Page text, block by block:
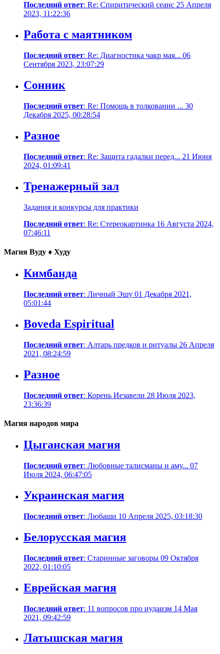
Последний ответ: Re: Cпиритический сеанс 25 Апреля
2023, 11:22:36
Работа с маятником
Последний ответ: Re: Диагностика чакр мая... 06
Сентября 2023, 23:07:29
Сонник
Последний ответ: Re: Помощь в толковании ... 30
Декабря 2025, 00:28:54
Разное
Последний ответ: Re: Защита гадалки перед... 21 Июня
2024, 01:09:41
Тренажерный зал
Задания и конкурсы для практики
Последний ответ: Re: Стереокартинка 16 Августа 2024,
07:46:11
Магия Вуду ♦ Худу
Кимбанда
Последний ответ: Личный Эшу 01 Декабря 2021,
05:01:44
Boveda Espiritual
Последний ответ: Алтарь предков и ритуалы 26 Апреля
2021, 08:24:59
Разное
Последний ответ: Корень Иезавели 28 Июля 2023,
23:36:39
Магия народов мира
Цыганская магия
Последний ответ: Любовные талисманы и аму... 07
Июля 2024, 06:47:05
Украинская магия
Последний ответ: Любаши 10 Апреля 2025, 03:18:30
Белорусская магия
Последний ответ: Старинные заговоры 09 Октября
2022, 01:10:05
Еврейская магия
Последний ответ: 11 вопросов про иудаизм 14 Мая
2021, 09:42:59
Латышская магия